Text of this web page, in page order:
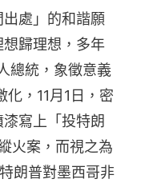
處」的和諧願
歸理想，多年
總統，象徵意義
，11月1日，密
寫上「投特朗
火案，而視之為
朗普對墨西哥非